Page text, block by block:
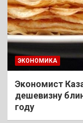
ЭКОНОМИКА
Экономист
дешевизну
году